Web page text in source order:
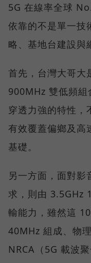
5G 在線率全球
依靠的不是單一技
略、基地台建設與
首先，台灣大哥大
900MHz 雙低頻組
穿透力強的特性，
有效覆蓋偏鄉及高
基礎。
另一方面，面對
求，則由 3.5GHz
輸能力，雖然這
40MHz 組成、物
NRCA（5G 載波